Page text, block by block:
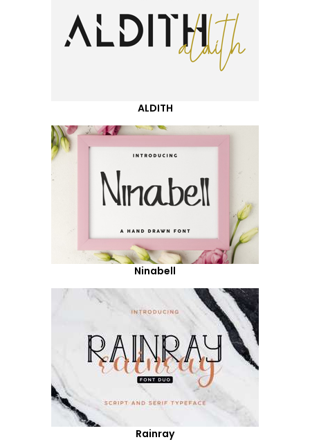
ALDITH
Ninabell
Rainray